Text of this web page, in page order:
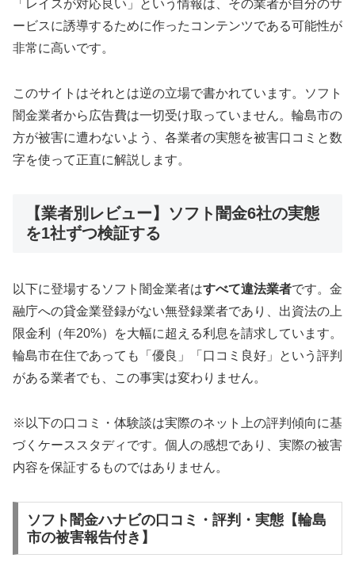
「レイスが対応良い」という情報は、その業者が自分のサ
ービスに誘導するために作ったコンテンツである可能性が
非常に高いです。
このサイトはそれとは逆の立場で書かれています。ソフト
闇金業者から広告費は一切受け取っていません。輪島市の
方が被害に遭わないよう、各業者の実態を被害口コミと数
字を使って正直に解説します。
【業者別レビュー】ソフト闇金6社の実態
を1社ずつ検証する
以下に登場するソフト闇金業者はすべて違法業者です。金
融庁への貸金業登録がない無登録業者であり、出資法の上
限金利（年20%）を大幅に超える利息を請求しています。
輪島市在住であっても「優良」「口コミ良好」という評判
がある業者でも、この事実は変わりません。
※以下の口コミ・体験談は実際のネット上の評判傾向に基
づくケーススタディです。個人の感想であり、実際の被害
内容を保証するものではありません。
ソフト闇金ハナビの口コミ・評判・実態【輪島
市の被害報告付き】